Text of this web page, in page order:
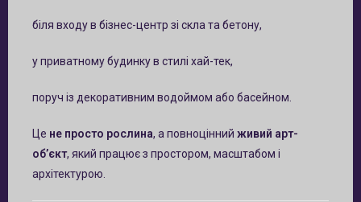
біля входу в бізнес-центр зі скла та бетону,
у приватному будинку в стилі хай-тек,
поруч із декоративним водоймом або басейном.
Це не просто рослина, а повноцінний живий арт-
об’єкт, який працює з простором, масштабом і
архітектурою.